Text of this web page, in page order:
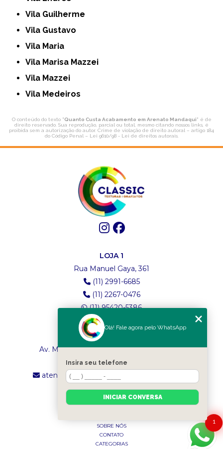
Vila Guilherme
Vila Gustavo
Vila Maria
Vila Marisa Mazzei
Vila Mazzei
Vila Medeiros
O conteúdo do texto "Quanto Custa Acabamento em Arenato Mandaqui" é de
direito reservado. Sua reprodução, parcial ou total, mesmo citando nossos links, é
proibida sem a autorização do autor. Crime de violação de direito autoral – artigo 184
do Código Penal – Lei 9610/98 - Lei de direitos autorais.
LOJA 1
Rua Manuel Gaya, 361
(11) 2991-6685
(11) 2267-0476
(11) 95420-5386
LOJA 2
Av. Maria Amália Lopes de Azevedo, 4260
(11) 2241-8434
atendimento.classictexturas@outlook.com
MENU
SOBRE NÓS
CONTATO
CATEGORIAS
1
Olá! Fale agora pelo WhatsApp
Insira seu telefone
INICIAR CONVERSA